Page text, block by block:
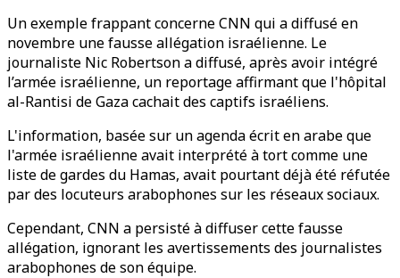
Un exemple frappant concerne CNN qui a diffusé en
novembre une fausse allégation israélienne. Le
journaliste Nic Robertson a diffusé, après avoir intégré
l’armée israélienne, un reportage affirmant que l'hôpital
al-Rantisi de Gaza cachait des captifs israéliens.
L'information, basée sur un agenda écrit en arabe que
l'armée israélienne avait interprété à tort comme une
liste de gardes du Hamas, avait pourtant déjà été réfutée
par des locuteurs arabophones sur les réseaux sociaux.
Cependant, CNN a persisté à diffuser cette fausse
allégation, ignorant les avertissements des journalistes
arabophones de son équipe.